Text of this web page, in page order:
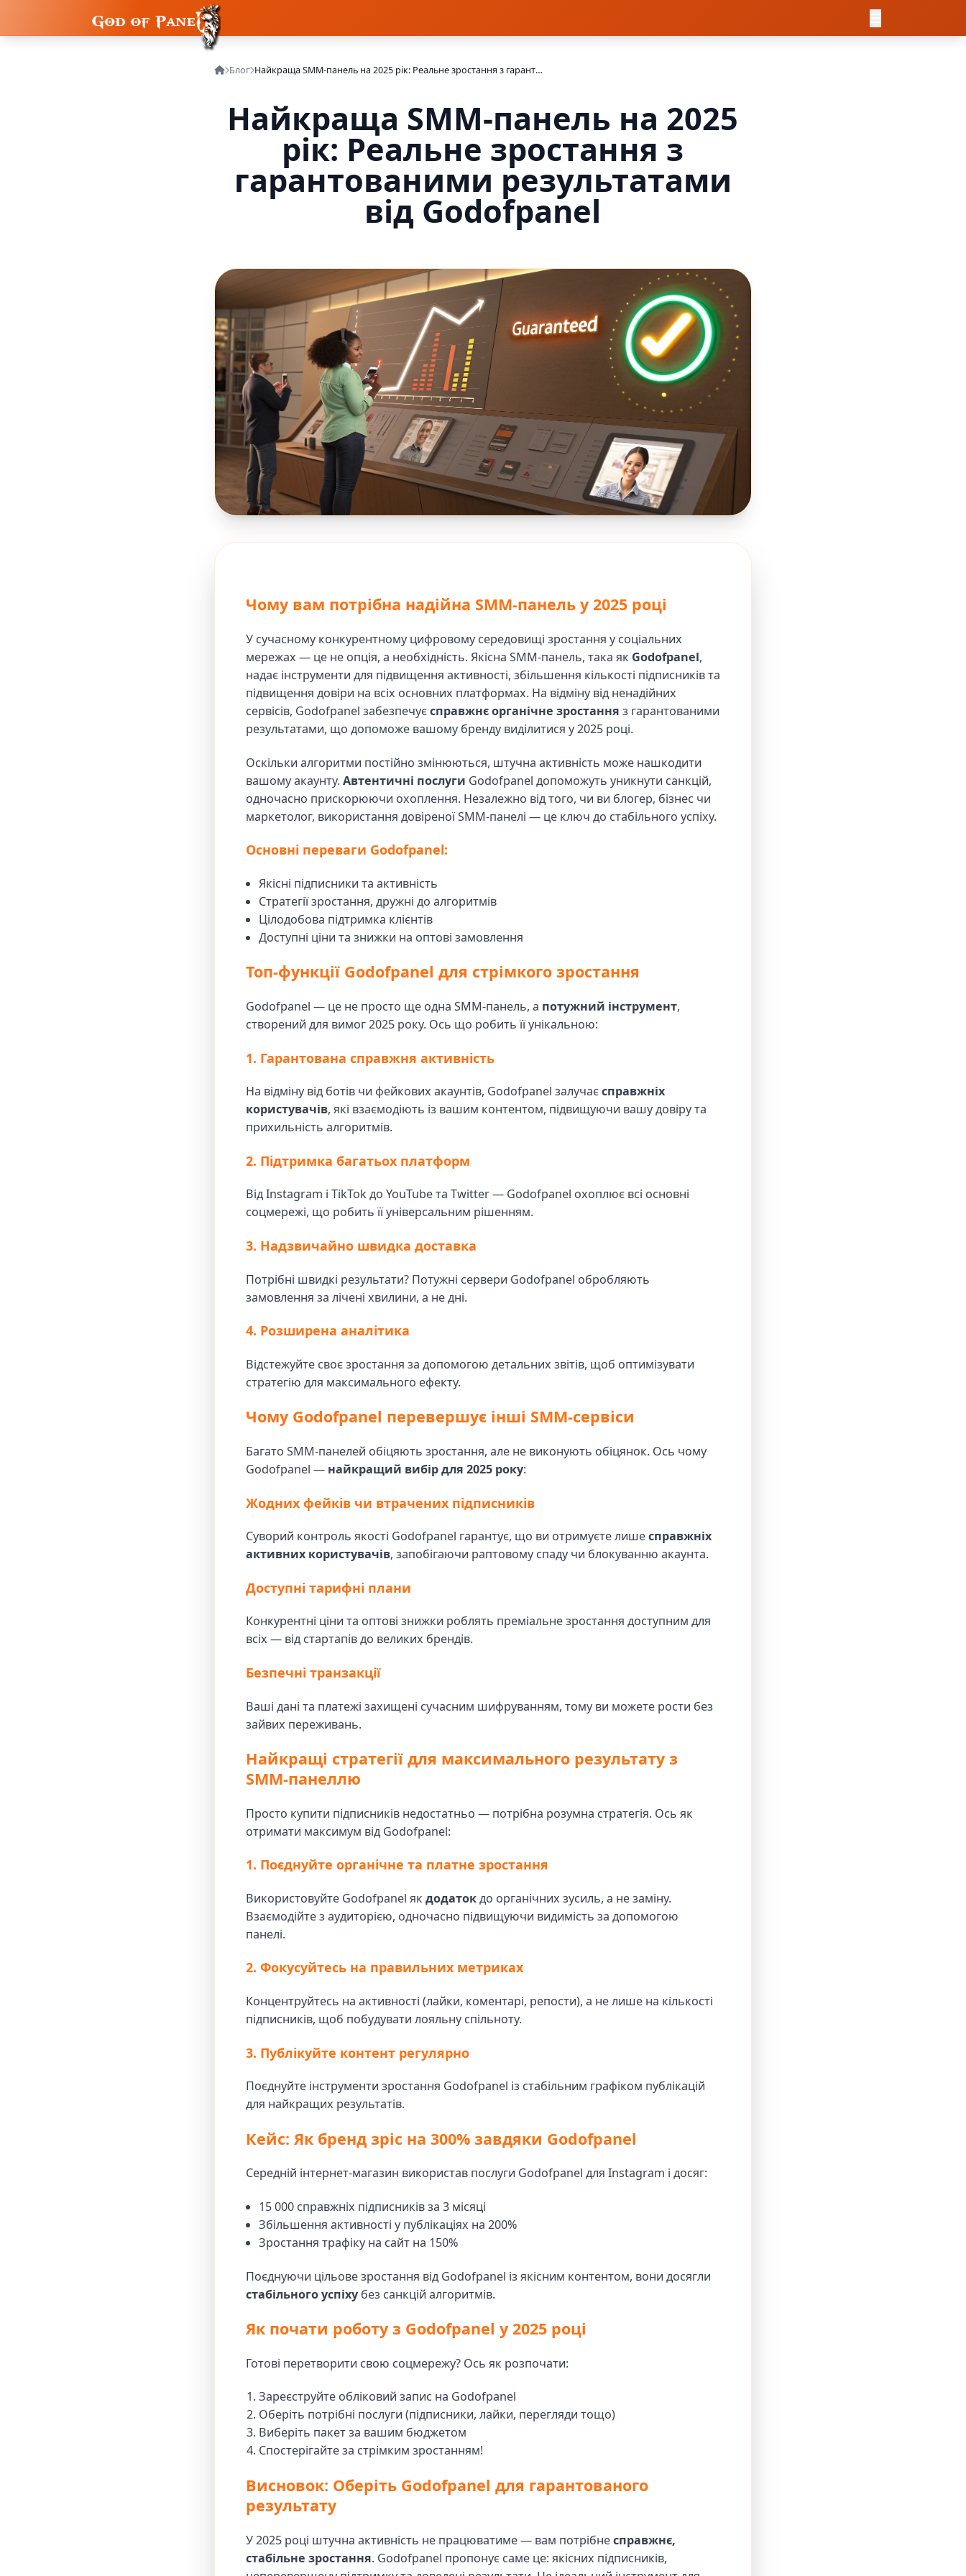
Блог Найкраща SMM-панель на 2025 рік: Реальне зростання з гарантованими результатами від Godofpanel
Найкраща SMM-панель на 2025
рік: Реальне зростання з
гарантованими результатами
від Godofpanel
Чому вам потрібна надійна SMM-панель у 2025 році
У сучасному конкурентному цифровому середовищі зростання у соціальних
мережах — це не опція, а необхідність. Якісна SMM-панель, така як Godofpanel,
надає інструменти для підвищення активності, збільшення кількості підписників та
підвищення довіри на всіх основних платформах. На відміну від ненадійних
сервісів, Godofpanel забезпечуєсправжнє органічне зростання з гарантованими
результатами, що допоможе вашому бренду виділитися у 2025 році.
Оскільки алгоритми постійно змінюються, штучна активність може нашкодити
вашому акаунту. Автентичні послуги Godofpanel допоможуть уникнути санкцій,
одночасно прискорюючи охоплення. Незалежно від того, чи ви блогер, бізнес чи
маркетолог, використання довіреної SMM-панелі — це ключ до стабільного успіху.
Основні переваги Godofpanel:
Якісні підписники та активність
Стратегії зростання, дружні до алгоритмів
Цілодобова підтримка клієнтів
Доступні ціни та знижки на оптові замовлення
Топ-функції Godofpanel для стрімкого зростання
Godofpanel — це не просто ще одна SMM-панель, а потужний інструмент,
створений для вимог 2025 року. Ось що робить її унікальною:
1. Гарантована справжня активність
На відміну від ботів чи фейкових акаунтів, Godofpanel залучаєсправжніх
користувачів, які взаємодіють із вашим контентом, підвищуючи вашу довіру та
прихильність алгоритмів.
2. Підтримка багатьох платформ
Від Instagram і TikTok до YouTube та Twitter — Godofpanel охоплює всі основні
соцмережі, що робить її універсальним рішенням.
3. Надзвичайно швидка доставка
Потрібні швидкі результати? Потужні сервери Godofpanel обробляють
замовлення за лічені хвилини, а не дні.
4. Розширена аналітика
Відстежуйте своє зростання за допомогою детальних звітів, щоб оптимізувати
стратегію для максимального ефекту.
Чому Godofpanel перевершує інші SMM-сервіси
Багато SMM-панелей обіцяють зростання, але не виконують обіцянок. Ось чому
Godofpanel — найкращий вибір для 2025 року:
Жодних фейків чи втрачених підписників
Суворий контроль якості Godofpanel гарантує, що ви отримуєте лишесправжніх
активних користувачів, запобігаючи раптовому спаду чи блокуванню акаунта.
Доступні тарифні плани
Конкурентні ціни та оптові знижки роблять преміальне зростання доступним для
всіх — від стартапів до великих брендів.
Безпечні транзакції
Ваші дані та платежі захищені сучасним шифруванням, тому ви можете рости без
зайвих переживань.
Найкращі стратегії для максимального результату з
SMM-панеллю
Просто купити підписників недостатньо — потрібна розумна стратегія. Ось як
отримати максимум від Godofpanel:
1. Поєднуйте органічне та платне зростання
Використовуйте Godofpanel як додатокдо органічних зусиль, а не заміну.
Взаємодійте з аудиторією, одночасно підвищуючи видимість за допомогою
панелі.
2. Фокусуйтесь на правильних метриках
Концентруйтесь на активності (лайки, коментарі, репости), а не лише на кількості
підписників, щоб побудувати лояльну спільноту.
3. Публікуйте контент регулярно
Поєднуйте інструменти зростання Godofpanel із стабільним графіком публікацій
для найкращих результатів.
Кейс: Як бренд зріс на 300% завдяки Godofpanel
Середній інтернет-магазин використав послуги Godofpanel для Instagram і досяг:
15 000 справжніх підписників за 3 місяці
Збільшення активності у публікаціях на 200%
Зростання трафіку на сайт на 150%
Поєднуючи цільове зростання від Godofpanel із якісним контентом, вони досягли
стабільного успіхубез санкцій алгоритмів.
Як почати роботу з Godofpanel у 2025 році
Готові перетворити свою соцмережу? Ось як розпочати:
Зареєструйте обліковий запис на Godofpanel
Оберіть потрібні послуги (підписники, лайки, перегляди тощо)
Виберіть пакет за вашим бюджетом
Спостерігайте за стрімким зростанням!
Висновок: Оберіть Godofpanel для гарантованого
результату
У 2025 році штучна активність не працюватиме — вам потрібнесправжнє,
стабільне зростання. Godofpanel пропонує саме це: якісних підписників,